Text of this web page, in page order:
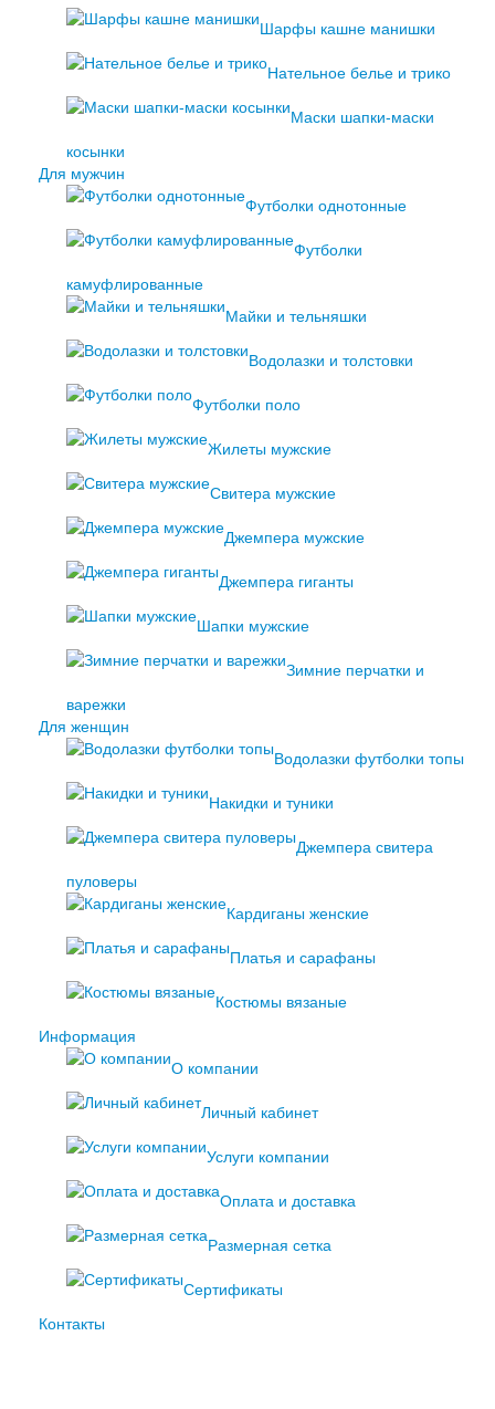
Шарфы кашне манишки
Нательное белье и трико
Маски шапки-маски
косынки
Для мужчин
Футболки однотонные
Футболки
камуфлированные
Майки и тельняшки
Водолазки и толстовки
Футболки поло
Жилеты мужские
Свитера мужские
Джемпера мужские
Джемпера гиганты
Шапки мужские
Зимние перчатки и
варежки
Для женщин
Водолазки футболки топы
Накидки и туники
Джемпера свитера
пуловеры
Кардиганы женские
Платья и сарафаны
Костюмы вязаные
Информация
О компании
Личный кабинет
Услуги компании
Оплата и доставка
Размерная сетка
Сертификаты
Контакты